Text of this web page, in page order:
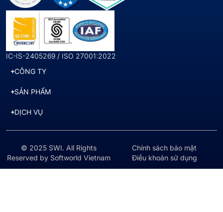
IC-IS-2405269 / ISO 27001:2022
CÔNG TY
SẢN PHẨM
DỊCH VỤ
© 2025 SWI. All Rights
Reserved by Softworld Vietnam
Chính sách bảo mật
Điều khoản sử dụng